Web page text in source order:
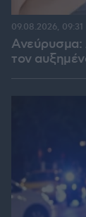
Ανεύρυσμα:
τον
09.08.2026, 09:31